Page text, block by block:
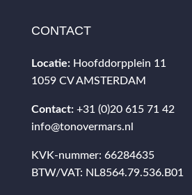
CONTACT
Locatie: Hoofddorpplein 11
1059 CV AMSTERDAM
Contact: +31 (0)20 615 71 42
info@tonovermars.nl
KVK-nummer: 66284635
BTW/VAT: NL8564.79.536.B01